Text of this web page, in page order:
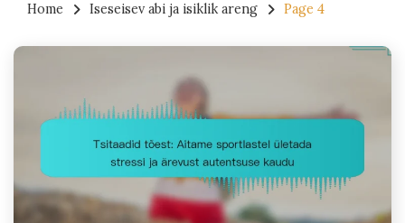
Home Iseseisev abi ja isiklik areng Page 4